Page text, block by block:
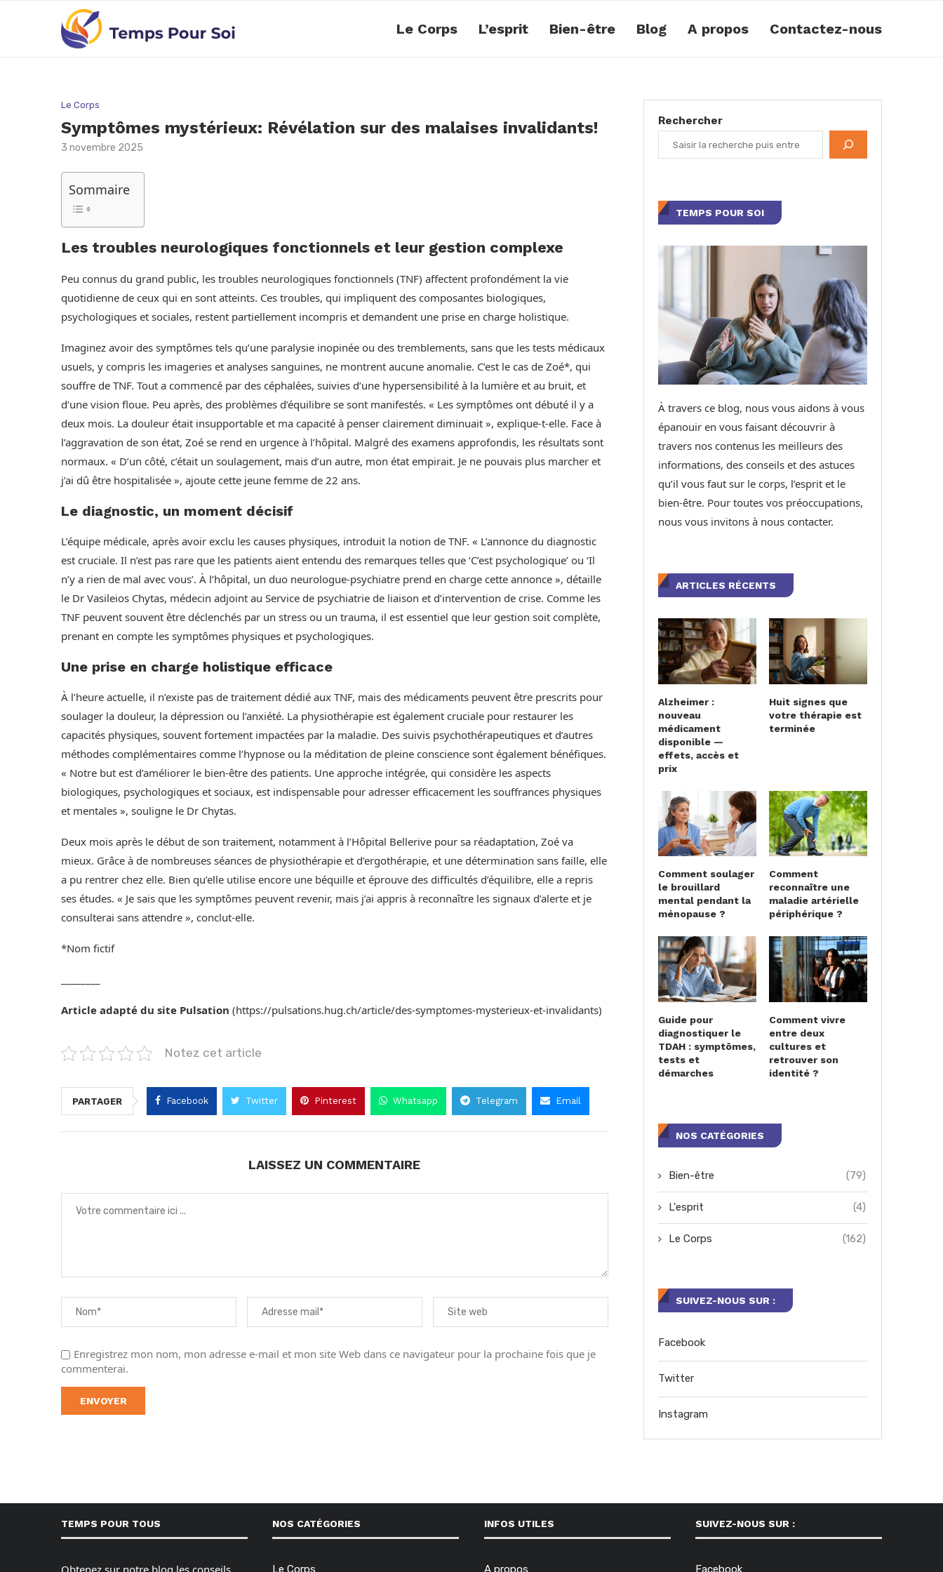
Le Corps L’esprit Bien-être Blog A propos Contactez-nous
Le Corps
Symptômes mystérieux: Révélation sur des malaises invalidants!
3 novembre 2025
Sommaire
Les troubles neurologiques fonctionnels et leur gestion complexe
Peu connus du grand public, les troubles neurologiques fonctionnels (TNF) affectent profondément la vie
quotidienne de ceux qui en sont atteints. Ces troubles, qui impliquent des composantes biologiques,
psychologiques et sociales, restent partiellement incompris et demandent une prise en charge holistique.
Imaginez avoir des symptômes tels qu’une paralysie inopinée ou des tremblements, sans que les tests médicaux
usuels, y compris les imageries et analyses sanguines, ne montrent aucune anomalie. C’est le cas de Zoé*, qui
souffre de TNF. Tout a commencé par des céphalées, suivies d’une hypersensibilité à la lumière et au bruit, et
d’une vision floue. Peu après, des problèmes d’équilibre se sont manifestés. « Les symptômes ont débuté il y a
deux mois. La douleur était insupportable et ma capacité à penser clairement diminuait », explique-t-elle. Face à
l’aggravation de son état, Zoé se rend en urgence à l’hôpital. Malgré des examens approfondis, les résultats sont
normaux. « D’un côté, c’était un soulagement, mais d’un autre, mon état empirait. Je ne pouvais plus marcher et
j’ai dû être hospitalisée », ajoute cette jeune femme de 22 ans.
Le diagnostic, un moment décisif
L’équipe médicale, après avoir exclu les causes physiques, introduit la notion de TNF. « L’annonce du diagnostic
est cruciale. Il n’est pas rare que les patients aient entendu des remarques telles que ‘C’est psychologique’ ou ‘Il
n’y a rien de mal avec vous’. À l’hôpital, un duo neurologue-psychiatre prend en charge cette annonce », détaille
le Dr Vasileios Chytas, médecin adjoint au Service de psychiatrie de liaison et d’intervention de crise. Comme les
TNF peuvent souvent être déclenchés par un stress ou un trauma, il est essentiel que leur gestion soit complète,
prenant en compte les symptômes physiques et psychologiques.
Une prise en charge holistique efficace
À l’heure actuelle, il n’existe pas de traitement dédié aux TNF, mais des médicaments peuvent être prescrits pour
soulager la douleur, la dépression ou l’anxiété. La physiothérapie est également cruciale pour restaurer les
capacités physiques, souvent fortement impactées par la maladie. Des suivis psychothérapeutiques et d’autres
méthodes complémentaires comme l’hypnose ou la méditation de pleine conscience sont également bénéfiques.
« Notre but est d’améliorer le bien-être des patients. Une approche intégrée, qui considère les aspects
biologiques, psychologiques et sociaux, est indispensable pour adresser efficacement les souffrances physiques
et mentales », souligne le Dr Chytas.
Deux mois après le début de son traitement, notamment à l’Hôpital Bellerive pour sa réadaptation, Zoé va
mieux. Grâce à de nombreuses séances de physiothérapie et d’ergothérapie, et une détermination sans faille, elle
a pu rentrer chez elle. Bien qu’elle utilise encore une béquille et éprouve des difficultés d’équilibre, elle a repris
ses études. « Je sais que les symptômes peuvent revenir, mais j’ai appris à reconnaître les signaux d’alerte et je
consulterai sans attendre », conclut-elle.
*Nom fictif
Article adapté du site Pulsation (https://pulsations.hug.ch/article/des-symptomes-mysterieux-et-invalidants)
Notez cet article
PARTAGER Facebook Twitter Pinterest Whatsapp Telegram Email
LAISSEZ UN COMMENTAIRE
Enregistrez mon nom, mon adresse e-mail et mon site Web dans ce navigateur pour la prochaine fois que je
commenterai.
Rechercher
TEMPS POUR SOI
À travers ce blog, nous vous aidons à vous
épanouir en vous faisant découvrir à
travers nos contenus les meilleurs des
informations, des conseils et des astuces
qu’il vous faut sur le corps, l’esprit et le
bien-être. Pour toutes vos préoccupations,
nous vous invitons à nous contacter.
ARTICLES RÉCENTS
Alzheimer :
nouveau
médicament
disponible —
effets, accès et
prix
Huit signes que
votre thérapie est
terminée
Comment soulager
le brouillard
mental pendant la
ménopause ?
Comment
reconnaître une
maladie artérielle
périphérique ?
Guide pour
diagnostiquer le
TDAH : symptômes,
tests et
démarches
Comment vivre
entre deux
cultures et
retrouver son
identité ?
NOS CATÉGORIES
Bien-être (79)
L'esprit (4)
Le Corps (162)
SUIVEZ-NOUS SUR :
Facebook
Twitter
Instagram
TEMPS POUR TOUS
Obtenez sur notre blog les conseils,
NOS CATÉGORIES
Le Corps
INFOS UTILES
A propos
SUIVEZ-NOUS SUR :
Facebook